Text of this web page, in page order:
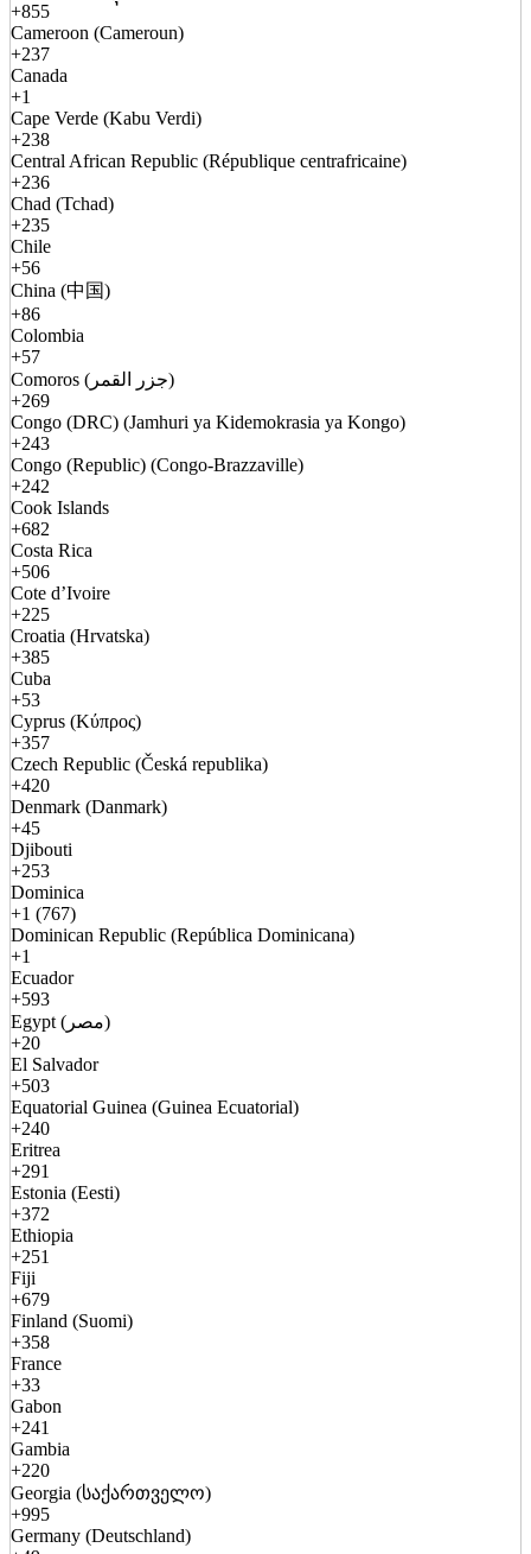
+855
Cameroon (Cameroun)
+237
Canada
+1
Cape Verde (Kabu Verdi)
+238
Central African Republic (République centrafricaine)
+236
Chad (Tchad)
+235
Chile
+56
China (中国)
+86
Colombia
+57
Comoros (جزر القمر)
+269
Congo (DRC) (Jamhuri ya Kidemokrasia ya Kongo)
+243
Congo (Republic) (Congo-Brazzaville)
+242
Cook Islands
+682
Costa Rica
+506
Cote d’Ivoire
+225
Croatia (Hrvatska)
+385
Cuba
+53
Cyprus (Κύπρος)
+357
Czech Republic (Česká republika)
+420
Denmark (Danmark)
+45
Djibouti
+253
Dominica
+1 (767)
Dominican Republic (República Dominicana)
+1
Ecuador
+593
Egypt (مصر)
+20
El Salvador
+503
Equatorial Guinea (Guinea Ecuatorial)
+240
Eritrea
+291
Estonia (Eesti)
+372
Ethiopia
+251
Fiji
+679
Finland (Suomi)
+358
France
+33
Gabon
+241
Gambia
+220
Georgia (საქართველო)
+995
Germany (Deutschland)